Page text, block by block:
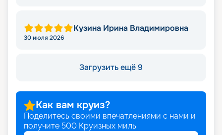
Кузина Ирина Владимировна
30 июля 2026
Загрузить ещё 9
Как вам круиз?
Поделитесь своими впечатлениями с нами и
получите 500 Круизных миль